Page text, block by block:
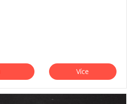
Více